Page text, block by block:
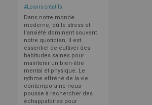
# Loisirs créatifs
Dans notre monde
moderne, où le stress et
l'anxiété dominent souvent
notre quotidien, il est
essentiel de cultiver des
habitudes saines pour
maintenir un bien-être
mental et physique. Le
rythme effréné de la vie
contemporaine nous
pousse à rechercher des
échappatoires pour